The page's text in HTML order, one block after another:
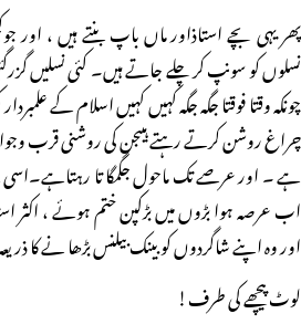
پھر یہی بچے استاذاور ماں باپ بنتے ہیں ، اور
نسلوں کو سونپ کر چلے جاتے ہیں۔ کئی نسلیں
چونکہ وقتا فوقتا جگہ جگہ کہیں کہیں اسلام کے
چراغ روشن کرتے رہتے ہیںجن کی روشنی قرب
ہے ۔ اور عرصے تک ماحول جگمگا تا
اب عرصہ ہوا بڑوں میں بڑکپن ختم ہوئے ،
اور وہ اپنے شاگردوں کو بینک بیلنس بڑھا نے کا
لوٹ پیچھے کی طرف!